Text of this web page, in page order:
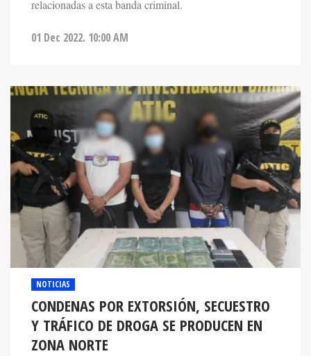
relacionadas a esta banda criminal.
01 Dec 2022. 10:00 AM
NOTICIAS
CONDENAS POR EXTORSIÓN, SECUESTRO
Y TRÁFICO DE DROGA SE PRODUCEN EN
ZONA NORTE